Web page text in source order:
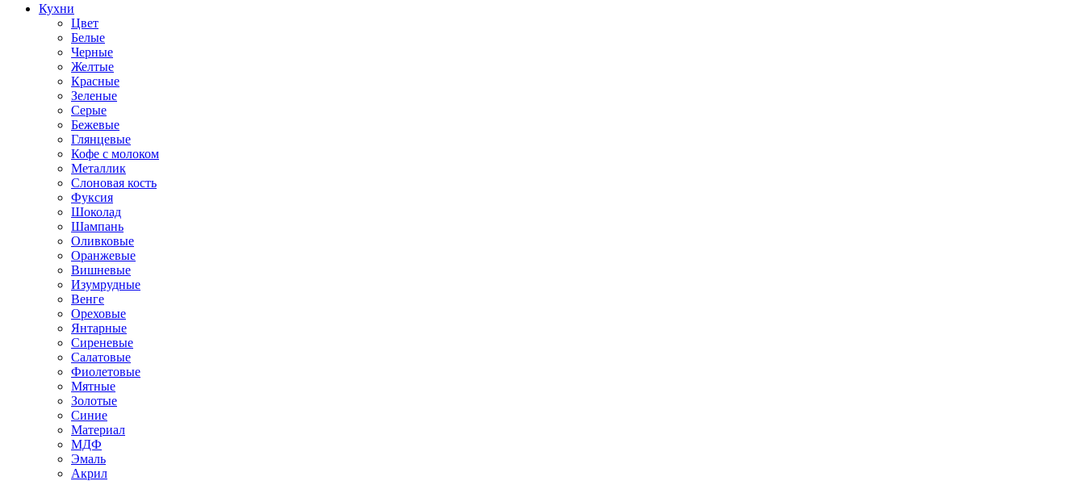
Кухни
Цвет
Белые
Черные
Желтые
Красные
Зеленые
Серые
Бежевые
Глянцевые
Кофе с молоком
Металлик
Слоновая кость
Фуксия
Шоколад
Шампань
Оливковые
Оранжевые
Вишневые
Изумрудные
Венге
Ореховые
Янтарные
Сиреневые
Салатовые
Фиолетовые
Мятные
Золотые
Синие
Материал
МДФ
Эмаль
Акрил